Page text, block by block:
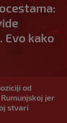
Evo kako
od
jer
stvari